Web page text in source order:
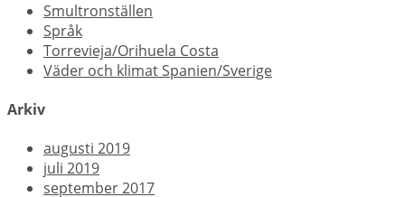
Smultronställen
Språk
Torrevieja/Orihuela Costa
Väder och klimat Spanien/Sverige
Arkiv
augusti 2019
juli 2019
september 2017